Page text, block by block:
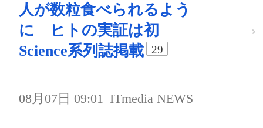
人が数粒食べられるよう
に ヒトの実証は初
Science系列誌掲載
29
08月07日 09:01 ITmedia NEWS